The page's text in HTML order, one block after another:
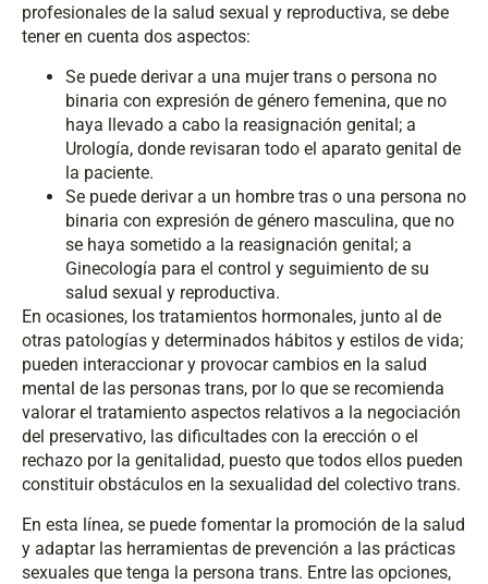
profesionales de la salud sexual y reproductiva, se debe
tener en cuenta dos aspectos:
Se puede derivar a una mujer trans o persona no
binaria con expresión de género femenina, que no
haya llevado a cabo la reasignación genital; a
Urología, donde revisaran todo el aparato genital de
la paciente.
Se puede derivar a un hombre tras o una persona no
binaria con expresión de género masculina, que no
se haya sometido a la reasignación genital; a
Ginecología para el control y seguimiento de su
salud sexual y reproductiva.
En ocasiones, los tratamientos hormonales, junto al de
otras patologías y determinados hábitos y estilos de vida;
pueden interaccionar y provocar cambios en la salud
mental de las personas trans, por lo que se recomienda
valorar el tratamiento aspectos relativos a la negociación
del preservativo, las dificultades con la erección o el
rechazo por la genitalidad, puesto que todos ellos pueden
constituir obstáculos en la sexualidad del colectivo trans.
En esta línea, se puede fomentar la promoción de la salud
y adaptar las herramientas de prevención a las prácticas
sexuales que tenga la persona trans. Entre las opciones,